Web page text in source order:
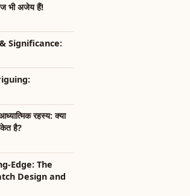
भी अजेय हैं!
Significance:
रहस्य: क्या
है?
Edge: The
Design and